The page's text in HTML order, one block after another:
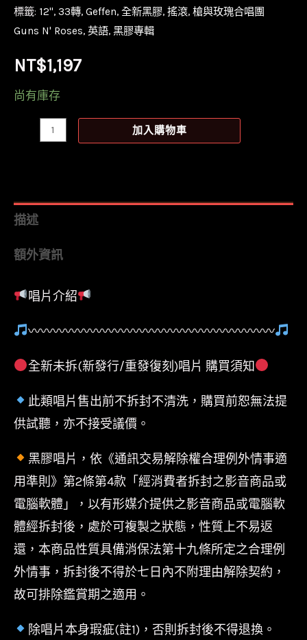
標籤: 12'', 33轉, Geffen, 全新黑膠, 搖滾, 槍與玫瑰合唱團
Guns N' Roses, 英語, 黑膠專輯
NT$1,197
尚有庫存
槍
玫
合
團
Guns
Roses-
毀
Appetite
For
Destruction
數
量
加入購物車
描述
額外資訊
唱片介紹
〰〰〰〰〰〰〰〰〰〰〰〰〰〰〰〰〰〰〰〰
全新未拆(新發行/重發復刻)唱片 購買須知
此類唱片售出前不拆封不清洗，購買前恕無法提
供試聽，亦不接受議價。
黑膠唱片，依《通訊交易解除權合理例外情事適
用準則》第2條第4款「經消費者拆封之影音商品或
電腦軟體」，以有形媒介提供之影音商品或電腦軟
體經拆封後，處於可複製之狀態，性質上不易返
還，本商品性質具備消保法第十九條所定之合理例
外情事，拆封後不得於七日內不附理由解除契約，
故可排除鑑賞期之適用。
除唱片本身瑕疵(註1)，否則拆封後不得退換。